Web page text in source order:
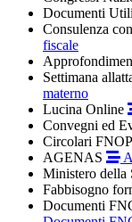
Documenti Utili
Consulenza
fiscale
Settimana
materno
Lucina Online
Convegni ed
Circolari
AGENAS
Ministero della
Fabbisogno
Documenti